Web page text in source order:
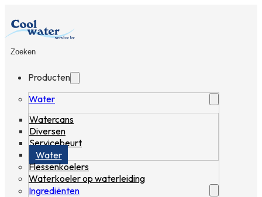
Zoeken
Producten
Water
Watercans
Diversen
Servicebeurt
Water
Flessenkoelers
Waterkoeler op waterleiding
Ingrediënten